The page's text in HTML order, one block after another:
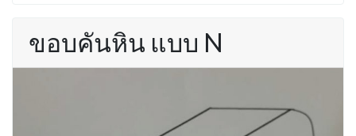
ขอบคันหิน แบบ N